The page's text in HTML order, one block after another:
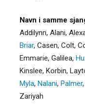
Navn i samme
Addilynn, Alani,
Briar, Casen, Colt,
Emmarie, Galilea,
Kinslee, Korbin,
Myla, Nalani, Palmer,
Zariyah